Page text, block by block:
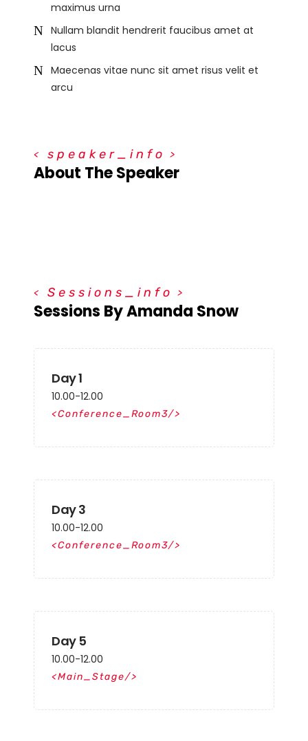
maximus urna
Nullam blandit hendrerit faucibus amet at
lacus
Maecenas vitae nunc sit amet risus velit et
arcu
s p e a k e r _ i n f o
About The Speaker
S e s s i o n s _ i n f o
Sessions By Amanda Snow
Day 1
10.00-12.00
Conference_Room3
Day 3
10.00-12.00
Conference_Room3
Day 5
10.00-12.00
Main_Stage